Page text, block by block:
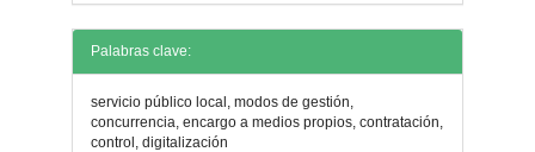
Detalles
del
artículo
Palabras clave:
servicio público local, modos de gestión,
concurrencia, encargo a medios propios, contratación,
control, digitalización